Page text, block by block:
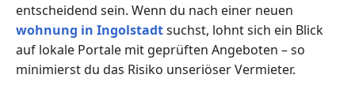
entscheidend sein. Wenn du nach einer neuen
wohnung in Ingolstadtsuchst, lohnt sich ein Blick
auf lokale Portale mit geprüften Angeboten – so
minimierst du das Risiko unseriöser Vermieter.